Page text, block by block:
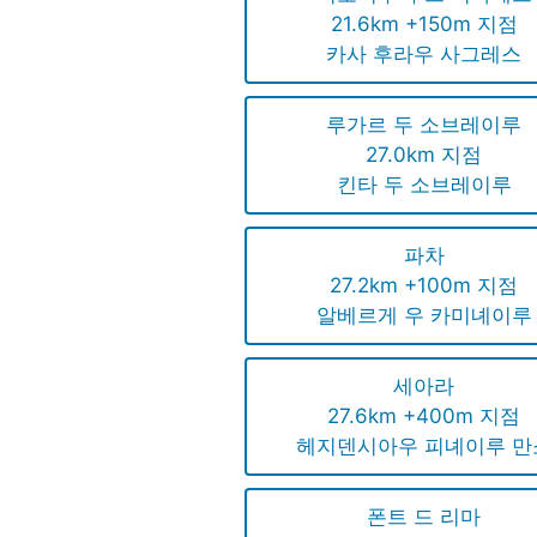
21.6km +150m 지점
카사 후라우 사그레스
루가르 두 소브레이루
27.0km 지점
킨타 두 소브레이루
파차
27.2km +100m 지점
알베르게 우 카미녜이루
세아라
27.6km +400m 지점
헤지덴시아우 피녜이루 만
폰트 드 리마